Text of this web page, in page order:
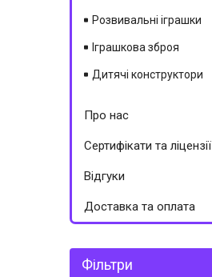
Розвивальні іграшки
Іграшкова зброя
Дитячі конструктори
Про нас
Сертифікати та ліцензії
Відгуки
Доставка та оплата
Фільтри